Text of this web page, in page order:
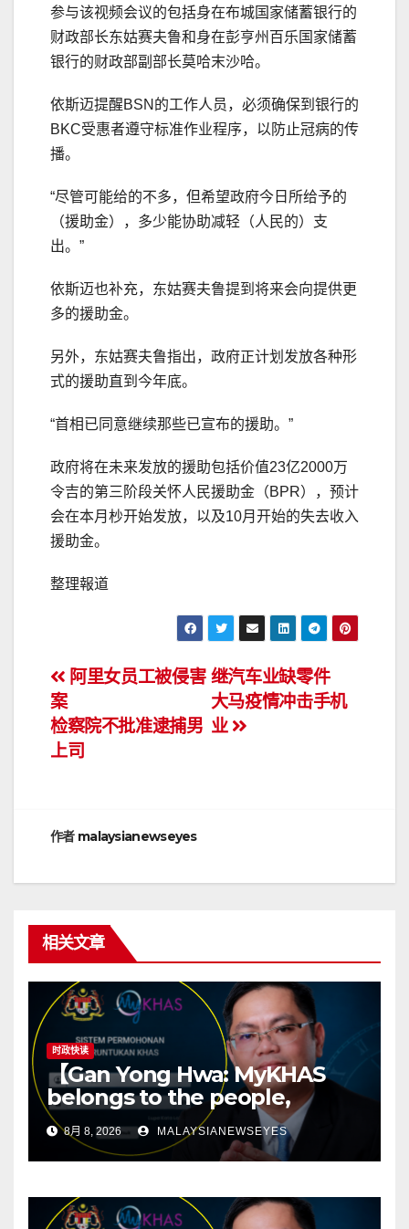
参与该视频会议的包括身在布城国家储蓄银行的
财政部长东姑赛夫鲁和身在彭亨州百乐国家储蓄
银行的财政部副部长莫哈末沙哈。
依斯迈提醒BSN的工作人员，必须确保到银行的
BKC受惠者遵守标准作业程序，以防止冠病的传
播。
“尽管可能给的不多，但希望政府今日所给予的
（援助金），多少能协助减轻（人民的）支
出。”
依斯迈也补充，东姑赛夫鲁提到将来会向提供更
多的援助金。
另外，东姑赛夫鲁指出，政府正计划发放各种形
式的援助直到今年底。
“首相已同意继续那些已宣布的援助。”
政府将在未来发放的援助包括价值23亿2000万
令吉的第三阶段关怀人民援助金（BPR），预计
会在本月杪开始发放，以及10月开始的失去收入
援助金。
整理報道
文
章
导
继汽车业缺零件
大马疫情冲击手机
业
阿里女员工被侵害
案
检察院不批准逮捕男
上司
作者 malaysianewseyes
相关文章
时政快读
【Gan Yong Hwa: MyKHAS
belongs to the people,
Political positions should not
determine constituency
resources】
8月 8, 2026 MALAYSIANEWSEYES